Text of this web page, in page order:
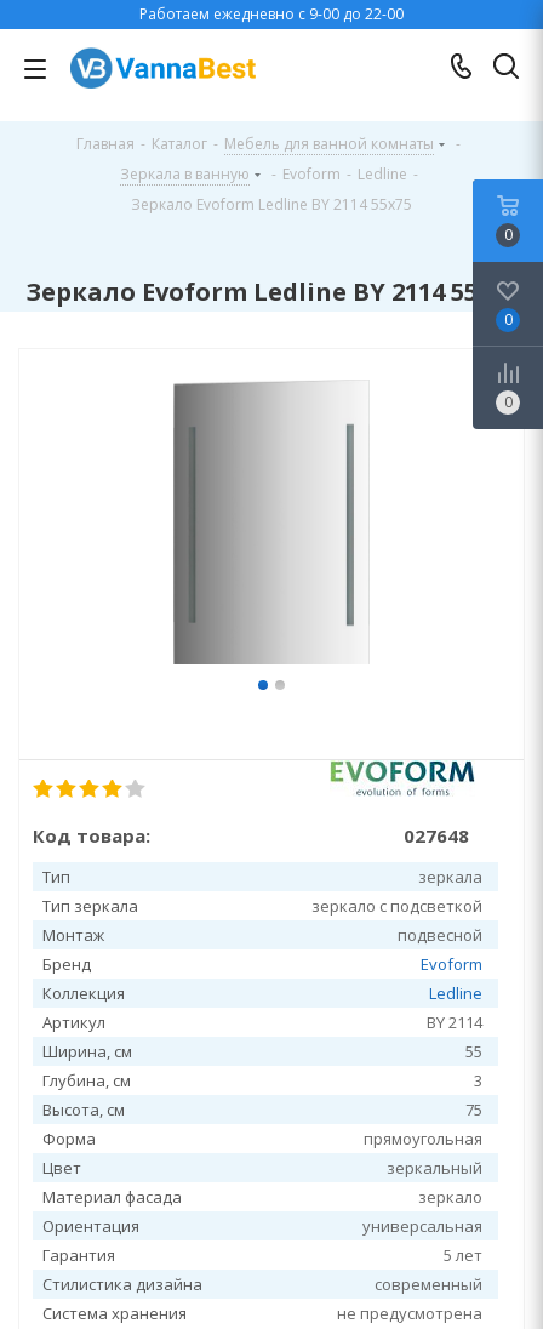
Работаем ежедневно с 9-00 до 22-00
Главная - Каталог - Мебель для ванной комнаты
-
Зеркала в ванную
- Evoform - Ledline -
Зеркало Evoform Ledline BY 2114 55x75
Зеркало Evoform Ledline BY 2114 55x75
Код товара: 027648
Тип
зеркала
Тип зеркала
зеркало с подсветкой
Монтаж
подвесной
Бренд
Evoform
Коллекция
Ledline
Артикул
BY 2114
Ширина, см
55
Глубина, см
3
Высота, см
75
Форма
прямоугольная
Цвет
зеркальный
Материал фасада
зеркало
Ориентация
универсальная
Гарантия
5 лет
Стилистика дизайна
современный
Система хранения
не предусмотрена
0
0
0